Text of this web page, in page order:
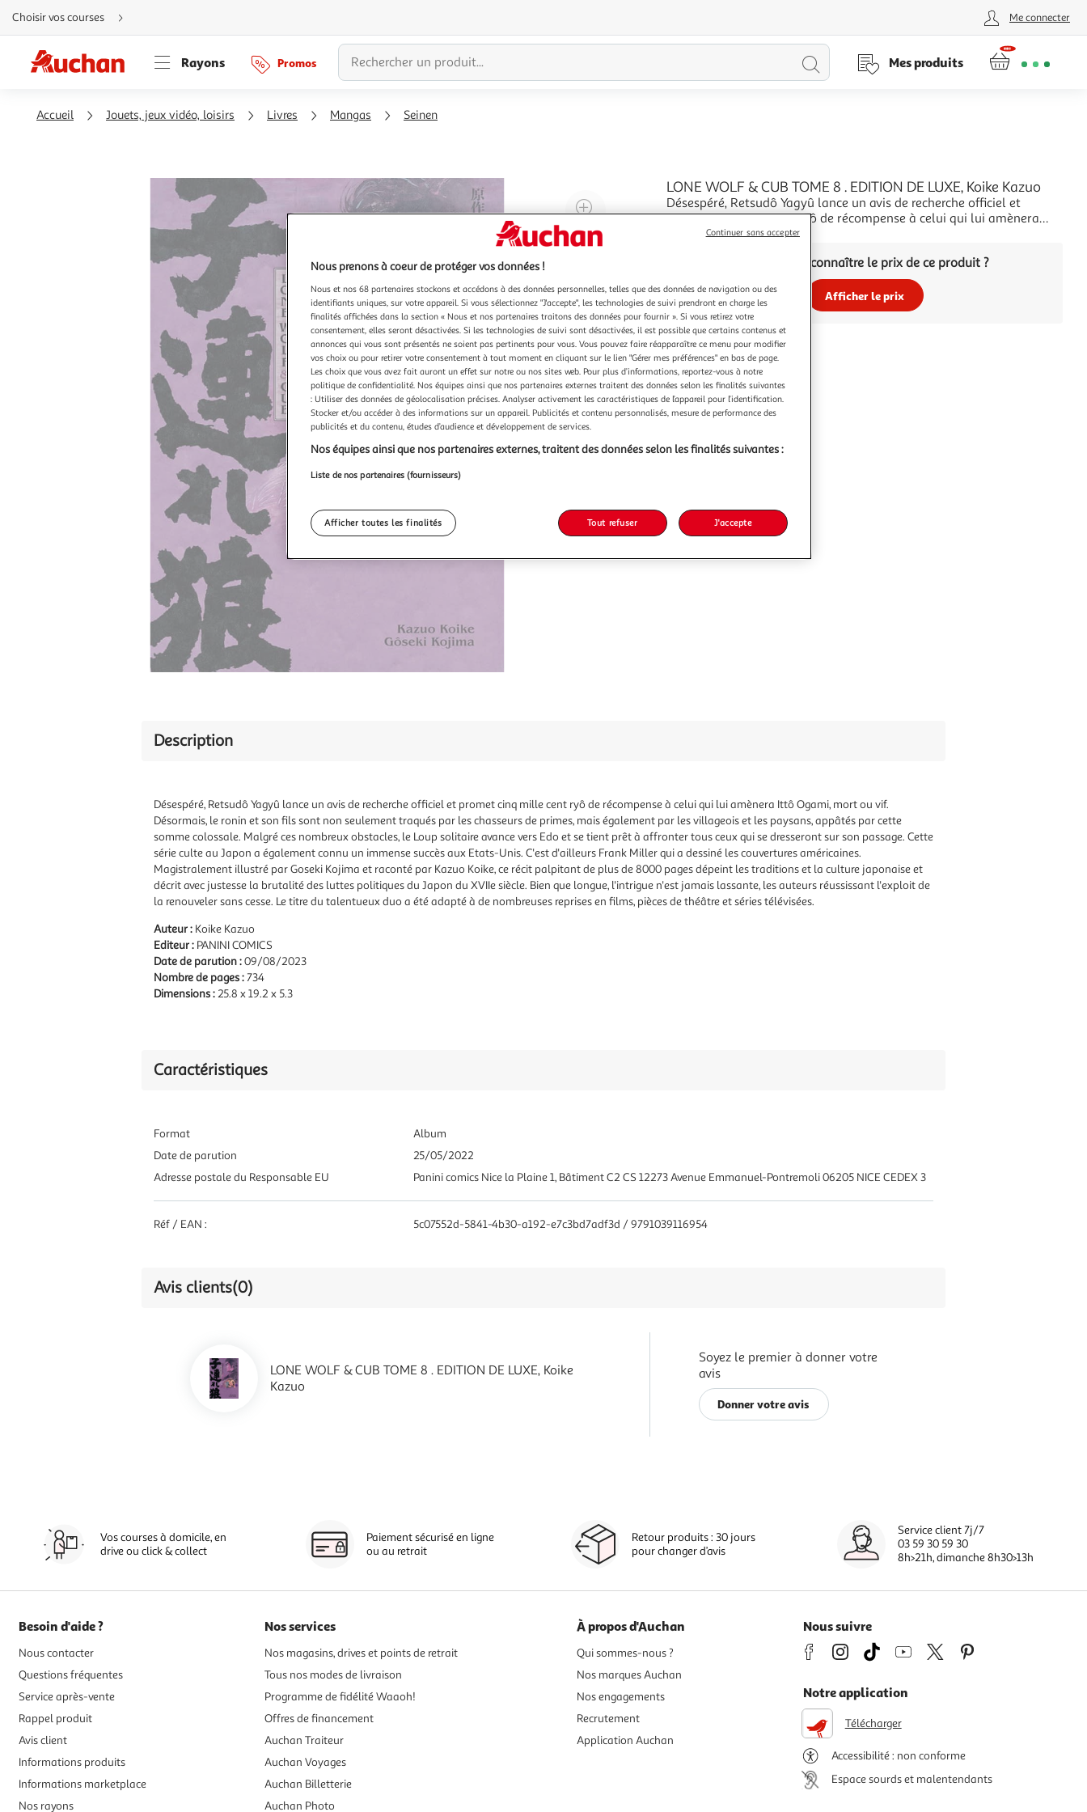
Aller
directement
au
Aller
directement
à
Aller
directement
Choisir vos courses Me connecter
Rayons Promos
Lancer
Mes produits
Accueil Jouets, jeux vidéo, loisirs Livres Mangas Seinen
Agrandir
l'illustration
à
Réduire
à
100
%
Partager
le
produit
LONE WOLF & CUB TOME 8 . EDITION DE LUXE, Koike Kazuo
Désespéré, Retsudô Yagyû lance un avis de recherche officiel et
promet cinq mille cent ryô de récompense à celui qui lui amènera
Ittô Ogami, mort ou vif. Désormais, le ronin et son fils sont non
les villageois et les paysans, appâtés
En savoir +
Vous voulez connaître le prix de ce produit ?
Afficher le prix
Description
Désespéré, Retsudô Yagyû lance un avis de recherche officiel et promet cinq mille cent ryô de récompense à celui qui lui amènera Ittô Ogami, mort ou vif.
Désormais, le ronin et son fils sont non seulement traqués par les chasseurs de primes, mais également par les villageois et les paysans, appâtés par cette
somme colossale. Malgré ces nombreux obstacles, le Loup solitaire avance vers Edo et se tient prêt à affronter tous ceux qui se dresseront sur son passage. Cette
série culte au Japon a également connu un immense succès aux Etats-Unis. C'est d'ailleurs Frank Miller qui a dessiné les couvertures américaines.
Magistralement illustré par Goseki Kojima et raconté par Kazuo Koike, ce récit palpitant de plus de 8000 pages dépeint les traditions et la culture japonaise et
décrit avec justesse la brutalité des luttes politiques du Japon du XVIIe siècle. Bien que longue, l'intrigue n'est jamais lassante, les auteurs réussissant l'exploit de
la renouveler sans cesse. Le titre du talentueux duo a été adapté à de nombreuses reprises en films, pièces de théâtre et séries télévisées.
Auteur : Koike Kazuo
Editeur : PANINI COMICS
Date de parution :09/08/2023
Nombre de pages : 734
Dimensions :25.8 x 19.2 x 5.3
Caractéristiques
Format
Album
Date de parution
25/05/2022
Adresse postale du Responsable EU
Panini comics Nice la Plaine 1, Bâtiment C2 CS 12273 Avenue Emmanuel-Pontremoli 06205 NICE CEDEX 3
Réf / EAN : 5c07552d-5841-4b30-a192-e7c3bd7adf3d / 9791039116954
Avis clients(0)
LONE WOLF & CUB TOME 8 . EDITION DE LUXE, Koike
Kazuo
Soyez le premier à donner votre
avis
Donner votre avis
Vos courses à domicile, en
drive ou click & collect
Paiement sécurisé en ligne
ou au retrait
Retour produits : 30 jours
pour changer d’avis
Service client 7j/7
03 59 30 59 30
8h>21h, dimanche 8h30>13h
Besoin d'aide ?
Nous contacter
Questions fréquentes
Service après-vente
Rappel produit
Avis client
Informations produits
Informations marketplace
Nos rayons
Nos services
Nos magasins, drives et points de retrait
Tous nos modes de livraison
Programme de fidélité Waaoh!
Offres de financement
Auchan Traiteur
Auchan Voyages
Auchan Billetterie
Auchan Photo
À propos d'Auchan
Qui sommes-nous ?
Nos marques Auchan
Nos engagements
Recrutement
Application Auchan
Nous suivre
Notre application
Télécharger
Accessibilité : non conforme
Espace sourds et malentendants
Nous prenons à coeur de protéger vos données !
Nous et nos 68 partenaires stockons et accédons à des données personnelles, telles que des données de navigation ou des
identifiants uniques, sur votre appareil. Si vous sélectionnez "J'accepte", les technologies de suivi prendront en charge les
finalités affichées dans la section « Nous et nos partenaires traitons des données pour fournir ». Si vous retirez votre
consentement, elles seront désactivées. Si les technologies de suivi sont désactivées, il est possible que certains contenus et
annonces qui vous sont présentés ne soient pas pertinents pour vous. Vous pouvez faire réapparaître ce menu pour modifier
vos choix ou pour retirer votre consentement à tout moment en cliquant sur le lien "Gérer mes préférences" en bas de page.
Les choix que vous avez fait auront un effet sur notre ou nos sites web. Pour plus d’informations, reportez-vous à notre
politique de confidentialité. Nos équipes ainsi que nos partenaires externes traitent des données selon les finalités suivantes
: Utiliser des données de géolocalisation précises. Analyser activement les caractéristiques de l’appareil pour l’identification.
Stocker et/ou accéder à des informations sur un appareil. Publicités et contenu personnalisés, mesure de performance des
publicités et du contenu, études d’audience et développement de services.
Nos équipes ainsi que nos partenaires externes, traitent des données selon les finalités suivantes :
Liste de nos partenaires (fournisseurs)
Afficher toutes les finalités Tout refuser J'accepte
Continuer sans accepter